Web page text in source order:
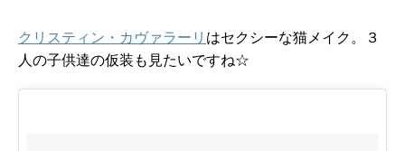
クリスティン・カヴァラーリ はセクシーな猫メイク。３
人の子供達の仮装も見たいですね☆